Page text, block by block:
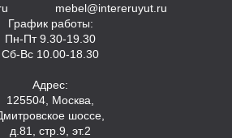
mebel@intereruyut.ru
График работы:
Пн-Пт 9.30-19.30
Сб-Вс 10.00-18.30
Адрес:
125504, Москва,
шоссе,
д.81, стр.9, эт.2